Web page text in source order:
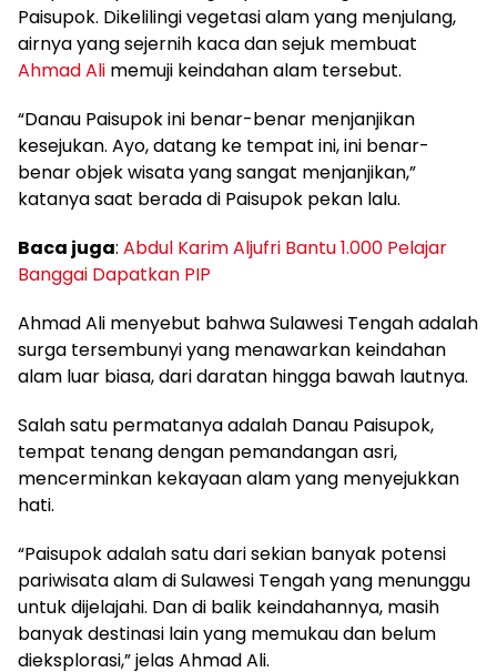
Paisupok. Dikelilingi vegetasi alam yang menjulang,
airnya yang sejernih kaca dan sejuk membuat
Ahmad Ali memuji keindahan alam tersebut.
“Danau Paisupok ini benar-benar menjanjikan
kesejukan. Ayo, datang ke tempat ini, ini benar-
benar objek wisata yang sangat menjanjikan,”
katanya saat berada di Paisupok pekan lalu.
Baca juga: Abdul Karim Aljufri Bantu 1.000 Pelajar
Banggai Dapatkan PIP
Ahmad Ali menyebut bahwa Sulawesi Tengah adalah
surga tersembunyi yang menawarkan keindahan
alam luar biasa, dari daratan hingga bawah lautnya.
Salah satu permatanya adalah Danau Paisupok,
tempat tenang dengan pemandangan asri,
mencerminkan kekayaan alam yang menyejukkan
hati.
“Paisupok adalah satu dari sekian banyak potensi
pariwisata alam di Sulawesi Tengah yang menunggu
untuk dijelajahi. Dan di balik keindahannya, masih
banyak destinasi lain yang memukau dan belum
dieksplorasi,” jelas Ahmad Ali.